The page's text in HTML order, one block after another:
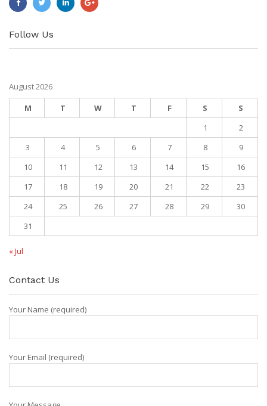
Follow Us
August 2026
M
T W T F S
S
1
2
3
4 5 6 7 8
9
10
11 12 13 14 15
16
17
18 19 20 21 22
23
24
25 26 27 28 29
30
31
« Jul
Contact Us
Your Name (required)
Your Email (required)